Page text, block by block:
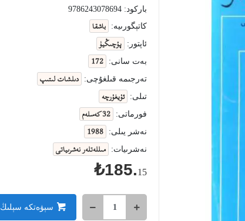
باركود: 9786243078694
كاتېگورىيە:
باشقا
ئاپتور: پۇچىڭيۈ
بەت سانى: 172
تەرجىمە قىلغۇچى: دىلشات لىتىپ
تىلى: ئۇيغۇرچە
فورماتى: 32 كەسلەم
نەشر يىلى: 1988
نەشرىيات: مىللەتلەر نەشرىياتى
₺185.15
سېۋەتكە سېلىڭ